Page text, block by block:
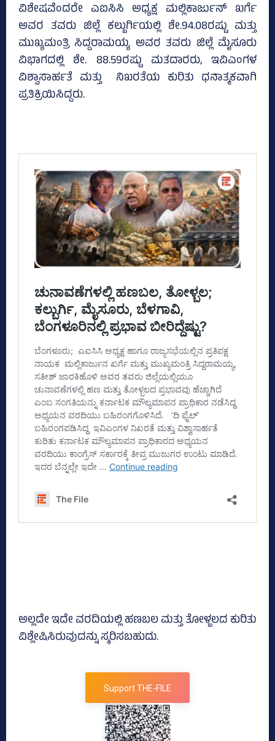
ವಿಶೇಷವೆಂದರೇ ಎಐಸಿಸಿ ಅಧ್ಯಕ್ಷ ಮಲ್ಲಿಕಾರ್ಜುನ್‌ ಖರ್ಗೆ
ಅವರ ತವರು ಜಿಲ್ಲೆ ಕಲ್ಬುರ್ಗಿಯಲ್ಲಿ ಶೇ.94.08ರಷ್ಟು ಮತ್ತು
ಮುಖ್ಯಮಂತ್ರಿ ಸಿದ್ದರಾಮಯ್ಯ ಅವರ ತವರು ಜಿಲ್ಲೆ ಮೈಸೂರು
ವಿಭಾಗದಲ್ಲಿ ಶೇ. 88.59ರಷ್ಟು ಮತದಾರರು, ಇವಿಎಂಗಳ
ವಿಶ್ವಾಸಾರ್ಹತೆ ಮತ್ತು ನಿಖರತೆಯ ಕುರಿತು ಧನಾತ್ಮಕವಾಗಿ
ಪ್ರತಿಕ್ರಿಯಿಸಿದ್ದರು.
ಅಲ್ಲದೇ ಇದೇ ವರದಿಯಲ್ಲಿ ಹಣಬಲ ಮತ್ತು ತೋಳ್ಬಲದ ಕುರಿತು
ವಿಶ್ಲೇಷಿಸಿರುವುದನ್ನು ಸ್ಮರಿಸಬಹುದು.
Support THE-FILE